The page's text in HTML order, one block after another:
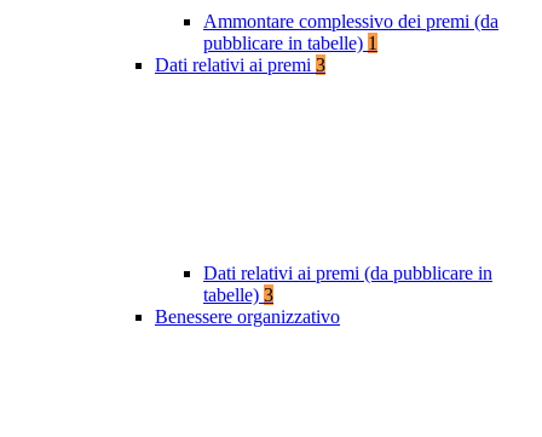
Ammontare complessivo dei premi (da
pubblicare in tabelle) 1
Dati relativi ai premi 3
Dati relativi ai premi (da pubblicare in
tabelle) 3
Benessere organizzativo